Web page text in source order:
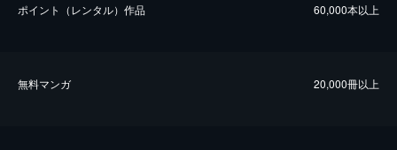
ポイント（レンタル）作品 60,000本以上
無料マンガ 20,000冊以上